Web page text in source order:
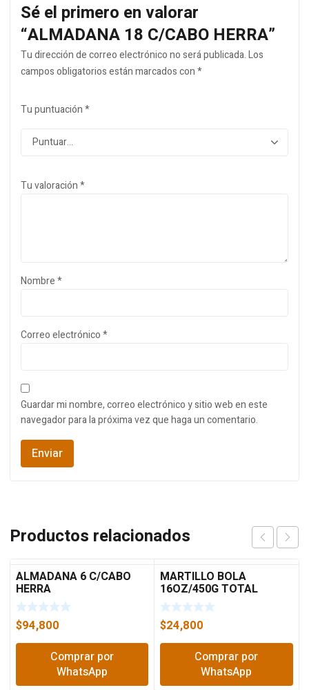
Sé el primero en valorar
“ALMADANA 18 C/CABO HERRA”
Tu dirección de correo electrónico no será publicada.Los
campos obligatorios están marcados con*
Tu puntuación*
Tu valoración*
Nombre*
Correo electrónico*
Guardar mi nombre, correo electrónico y sitio web en este
navegador para la próxima vez que haga un comentario.
Productos relacionados
ALMADANA 6 C/CABO
HERRA
$94,800
Comprar por
WhatsApp
MARTILLO BOLA
16OZ/450G TOTAL
TL0032
$24,800
Comprar por
WhatsApp